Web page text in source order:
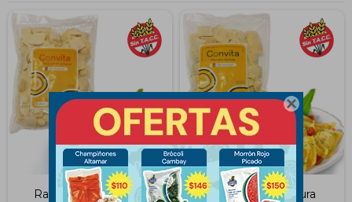

Ravioles de Jamón y
Ravioles de Verdura